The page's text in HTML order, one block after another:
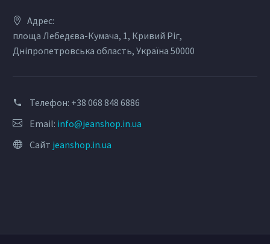
Адрес:
площа Лебедєва-Кумача, 1, Кривий Ріг,
Дніпропетровська область, Україна 50000
Телефон: +38 068 848 6886
Email: info@jeanshop.in.ua
Сайт jeanshop.in.ua